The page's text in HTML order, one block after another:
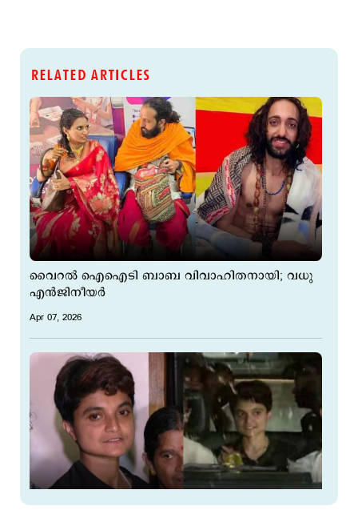
RELATED ARTICLES
വൈറല്‍ ഐഐടി ബാബ വിവാഹിതനായി; വധു
എന്‍ജിനീയര്‍
Apr 07, 2026